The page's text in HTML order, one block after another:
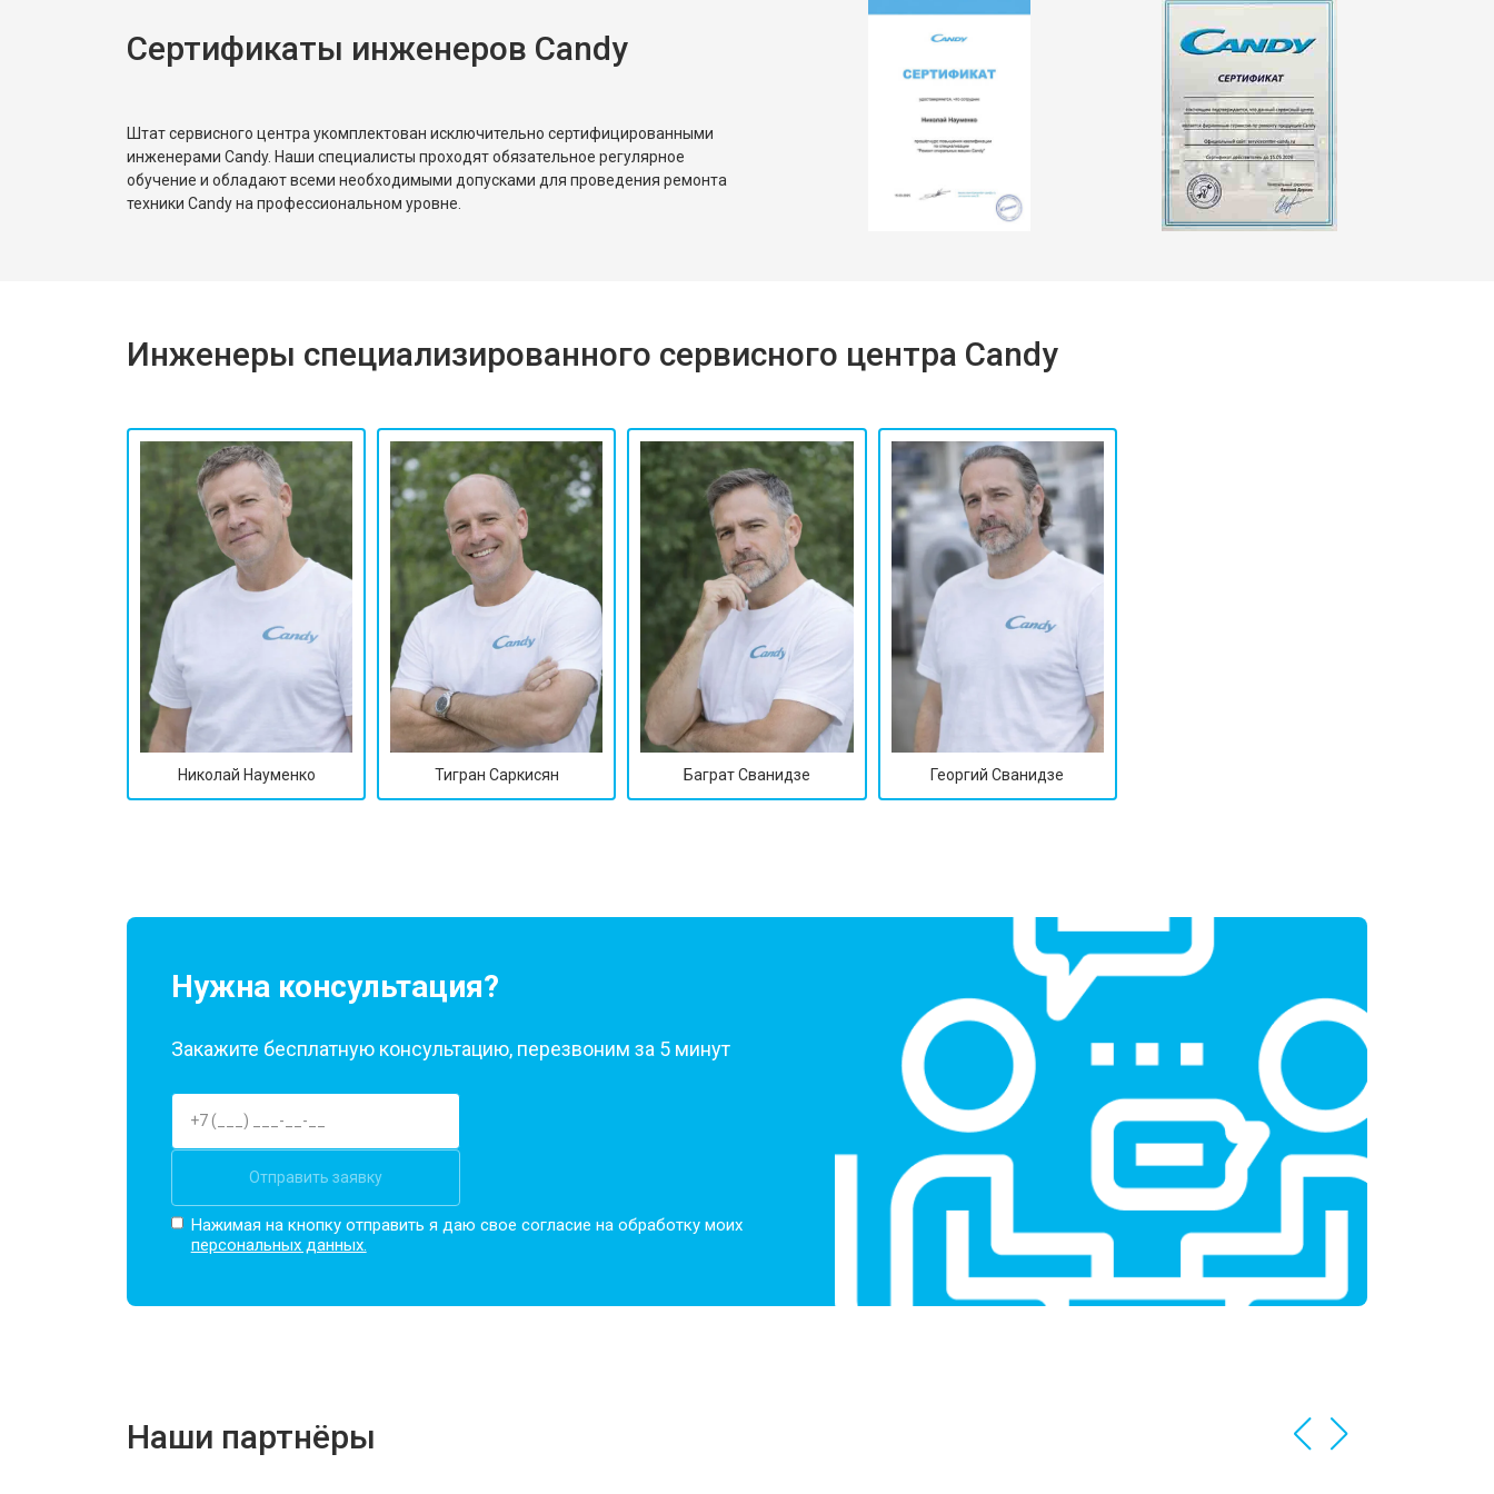
Замена реле Заказать
Заказать
Сертификаты инженеров Candy
Штат сервисного центра укомплектован исключительно сертифицированными
инженерами Candy. Наши специалисты проходят обязательное регулярное
обучение и обладают всеми необходимыми допусками для проведения ремонта
техники Candy на профессиональном уровне.
Инженеры специализированного сервисного центра Candy
Николай Науменко Тигран Саркисян Баграт Сванидзе Георгий Сванидзе
Нужна консультация?
Закажите бесплатную консультацию, перезвоним за 5 минут
Отправить заявку
Нажимая на кнопку отправить я даю свое согласие на обработку моих
персональных данных.
Наши партнёры